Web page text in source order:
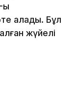
ы
алады. Бұл
жүйелі